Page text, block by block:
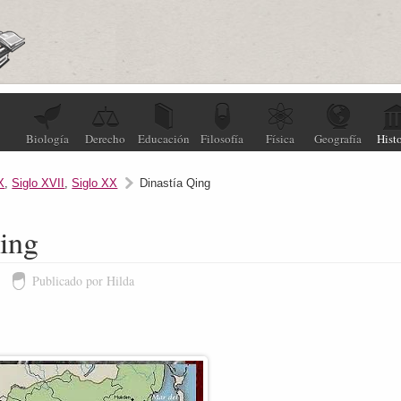
Biología Derecho Educación Filosofía Física Geografía
,Siglo XVII ,Siglo XX Dinastía Qing
Publicado por Hilda